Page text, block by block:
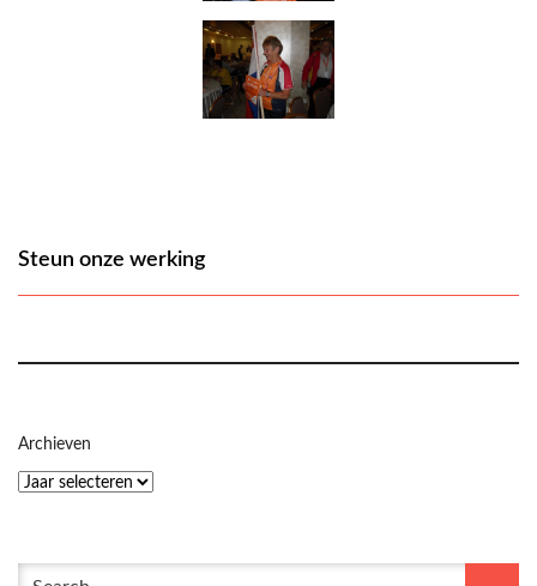
Steun onze werking
Archieven